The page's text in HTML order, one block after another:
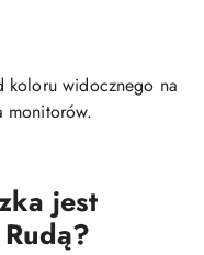
koloru widocznego na
monitorów.
jest